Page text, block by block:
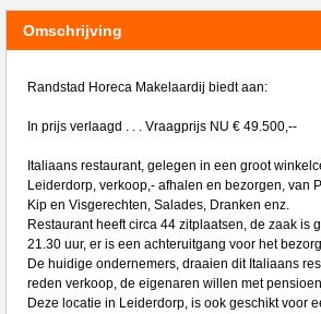
Omschrijving
Randstad Horeca Makelaardij biedt aan:
In prijs verlaagd . . . Vraagprijs NU € 49.500,--
Italiaans restaurant, gelegen in een groot
Leiderdorp, verkoop,- afhalen en bezorgen, van
Kip en Visgerechten, Salades, Dranken enz.
Restaurant heeft circa 44 zitplaatsen, de zaak is
21.30 uur, er is een achteruitgang voor het
De huidige ondernemers, draaien dit Italiaans
reden verkoop, de eigenaren willen met
Deze locatie in Leiderdorp, is ook geschikt voor